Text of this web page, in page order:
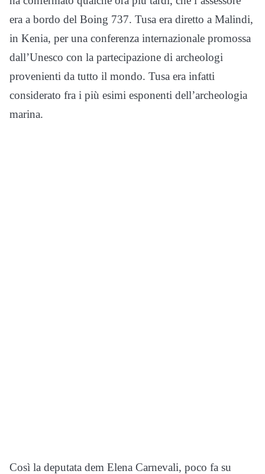
era a bordo del Boing 737. Tusa era diretto a Malindi,
in Kenia, per una conferenza internazionale promossa
dall’Unesco con la partecipazione di archeologi
provenienti da tutto il mondo. Tusa era infatti
considerato fra i più esimi esponenti dell’archeologia
marina.
Così la deputata dem Elena Carnevali, poco fa su